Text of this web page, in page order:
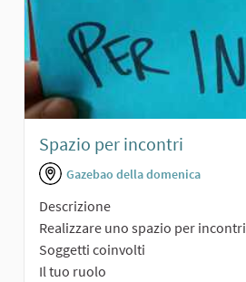
Spazio per incontri
Gazebao della domenica
Descrizione
Realizzare uno spazio per incontri
Soggetti coinvolti
Il tuo ruolo